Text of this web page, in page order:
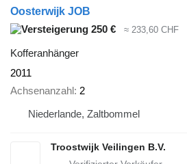
Oosterwijk JOB
250 €
≈ 233,60 CHF
Kofferanhänger
2011
Achsenanzahl 2
Niederlande, Zaltbommel
Troostwijk Veilingen B.V.